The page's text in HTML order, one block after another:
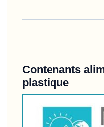
Contenants
plastique